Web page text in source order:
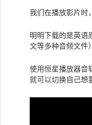
我们在播放影片时
明明下载的是英语
文等多种音频文件）
使用恒星播放器音
就可以切换自己想